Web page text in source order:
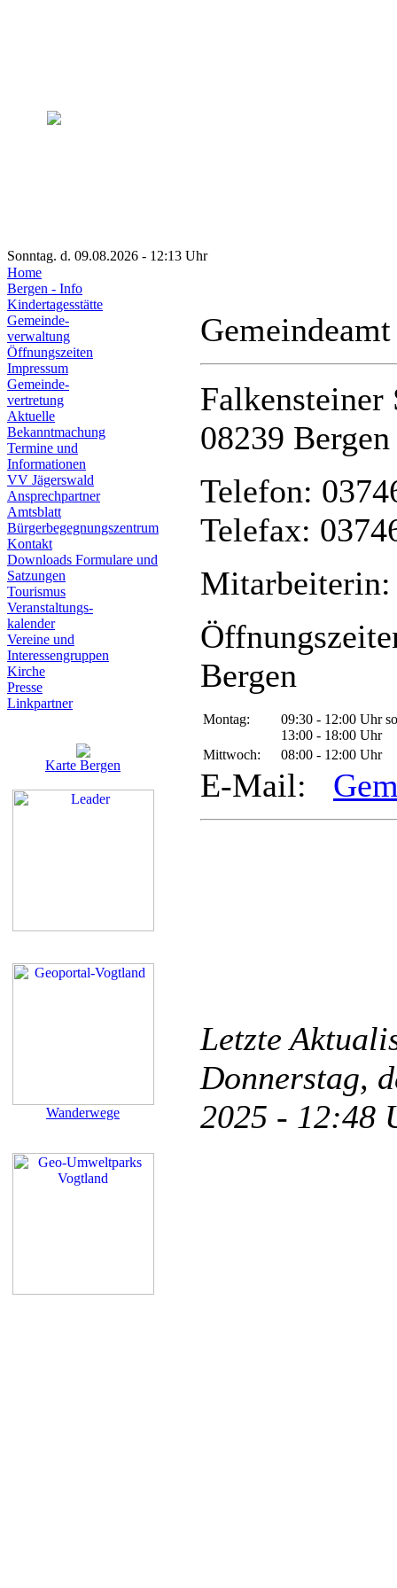
Sonntag. d. 09.08.2026 - 12:13 Uhr
Home
Bergen - Info
Kindertagesstätte
Gemeinde-
verwaltung
Öffnungszeiten
Impressum
Gemeinde-
vertretung
Aktuelle
Bekanntmachung
Termine und
Informationen
VV Jägerswald
Ansprechpartner
Amtsblatt
Bürgerbegegnungszentrum
Kontakt
Downloads Formulare und
Satzungen
Tourismus
Veranstaltungs-
kalender
Vereine und
Interessen­gruppen
Kirche
Presse
Linkpartner
Karte Bergen
Wanderwege
Falkensteiner
08239 Bergen
Telefon:
Telefax:
Mitarbeiterin:
Bergen
Montag:
09:30 - 12:00 Uhr
13:00 - 18:00 Uhr
Mittwoch:
08:00 - 12:00 Uhr
E-Mail:
Letzte
Donnerstag,
2025 -